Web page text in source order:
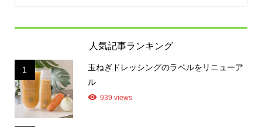
人気記事ランキング
1
玉ねぎドレッシングのラベルをリニューア
ル
939 views